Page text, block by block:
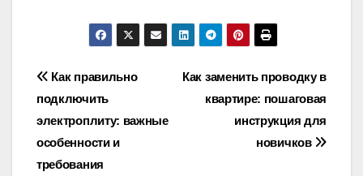
Навигация
по
записям
Как заменить проводку в
квартире: пошаговая
инструкция для
новичков
Как правильно
подключить
электроплиту: важные
особенности и
требования